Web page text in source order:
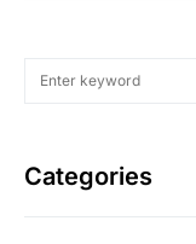
Categories